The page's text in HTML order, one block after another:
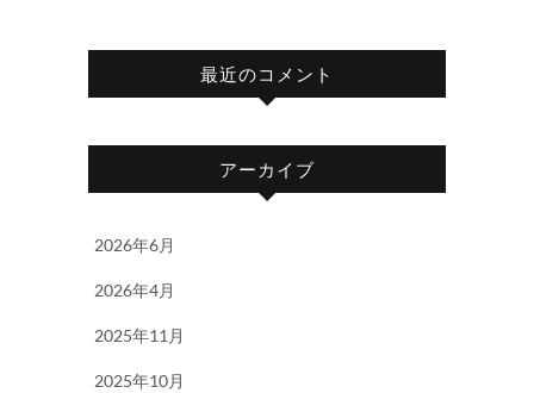
最近のコメント
アーカイブ
2026年6月
2026年4月
2025年11月
2025年10月